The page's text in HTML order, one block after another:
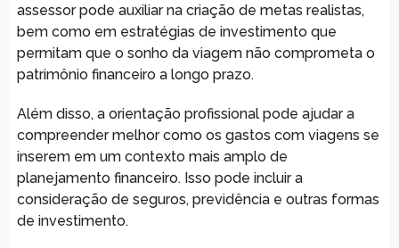
assessor pode auxiliar na criação de metas realistas,
bem como em estratégias de investimento que
permitam que o sonho da viagem não comprometa o
patrimônio financeiro a longo prazo.
Além disso, a orientação profissional pode ajudar a
compreender melhor como os gastos com viagens se
inserem em um contexto mais amplo de
planejamento financeiro. Isso pode incluir a
consideração de seguros, previdência e outras formas
de investimento.